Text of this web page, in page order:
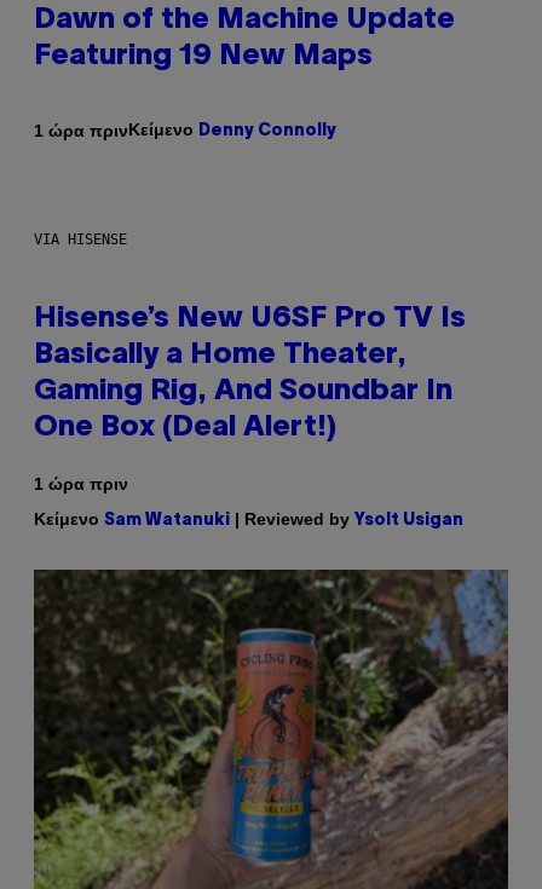
Dawn of the Machine Update
Featuring 19 New Maps
1 ώρα πρινΚείμενο Denny Connolly
VIA HISENSE
Hisense’s New U6SF Pro TV Is
Basically a Home Theater,
Gaming Rig, And Soundbar In
One Box (Deal Alert!)
1 ώρα πριν
Κείμενο Sam Watanuki | Reviewed by Ysolt Usigan